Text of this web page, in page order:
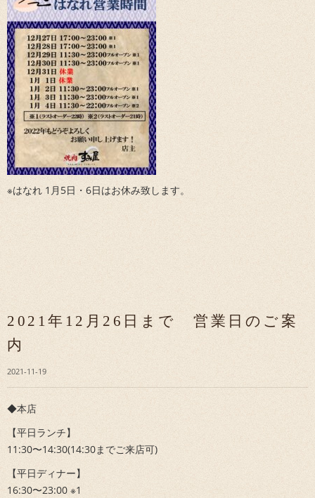
※はなれ 1月5日・6日はお休み致します。
2021年12月26日まで 営業日のご案
内
2021-11-19
◆本店
【平日ランチ】
11:30〜14:30(14:30までご来店可)
【平日ディナー】
16:30〜23:00 ※1